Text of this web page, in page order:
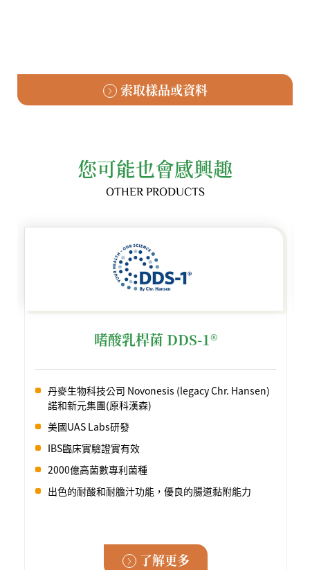
索取樣品或資料
您可能也會感興趣
OTHER PRODUCTS
嗜酸乳桿菌 DDS-1®
丹麥生物科技公司 Novonesis (legacy Chr. Hansen)
諾和新元集團(原科漢森)
美國UAS Labs研發
IBS臨床實驗證實有效
2000億高菌數專利菌種
出色的耐酸和耐膽汁功能，優良的腸道黏附能力
了解更多